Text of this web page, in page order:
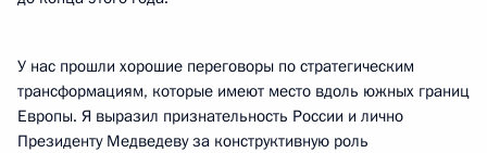
У нас прошли хорошие переговоры по стратегическим
трансформациям, которые имеют место вдоль южных границ
Европы. Я выразил признательность России и лично
Президенту Медведеву за конструктивную роль